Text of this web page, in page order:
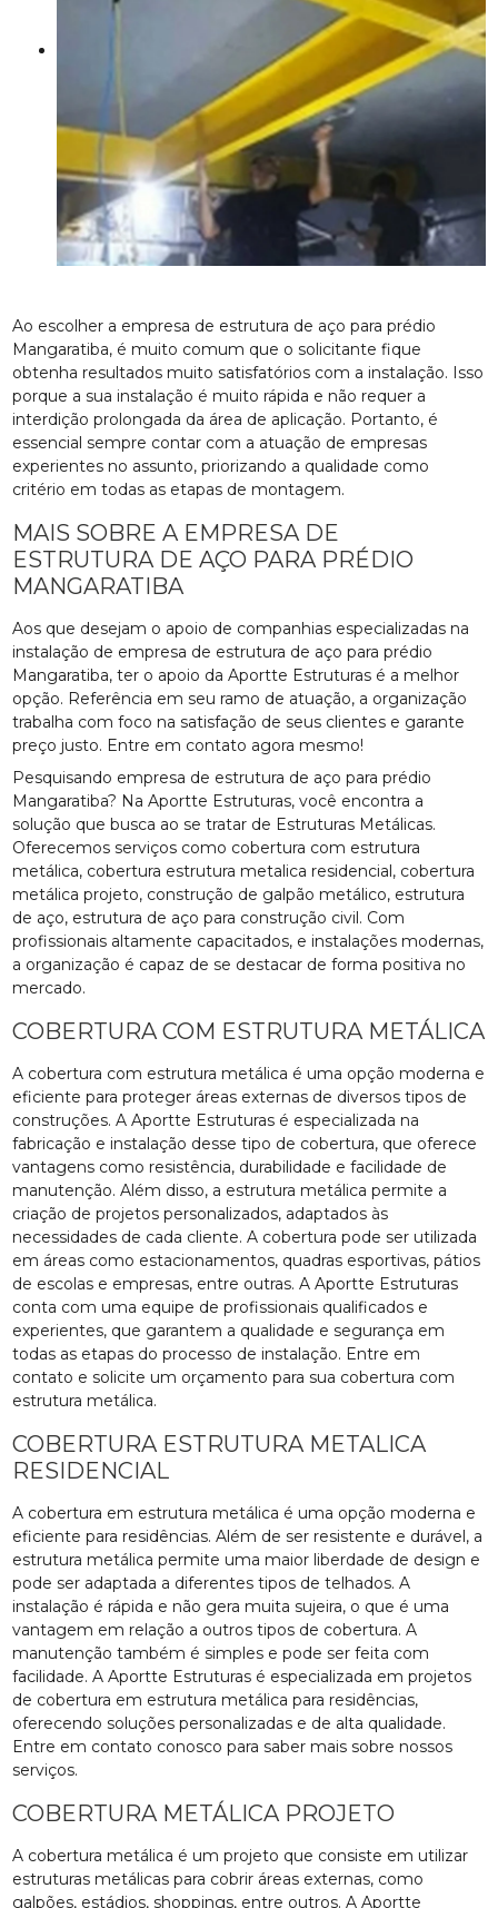
Ao escolher a empresa de estrutura de aço para prédio
Mangaratiba, é muito comum que o solicitante fique
obtenha resultados muito satisfatórios com a instalação. Isso
porque a sua instalação é muito rápida e não requer a
interdição prolongada da área de aplicação. Portanto, é
essencial sempre contar com a atuação de empresas
experientes no assunto, priorizando a qualidade como
critério em todas as etapas de montagem.
MAIS SOBRE A EMPRESA DE
ESTRUTURA DE AÇO PARA PRÉDIO
MANGARATIBA
Aos que desejam o apoio de companhias especializadas na
instalação de empresa de estrutura de aço para prédio
Mangaratiba, ter o apoio da Aportte Estruturas é a melhor
opção. Referência em seu ramo de atuação, a organização
trabalha com foco na satisfação de seus clientes e garante
preço justo. Entre em contato agora mesmo!
Pesquisando empresa de estrutura de aço para prédio
Mangaratiba? Na Aportte Estruturas, você encontra a
solução que busca ao se tratar de Estruturas Metálicas.
Oferecemos serviços como cobertura com estrutura
metálica, cobertura estrutura metalica residencial, cobertura
metálica projeto, construção de galpão metálico, estrutura
de aço, estrutura de aço para construção civil. Com
profissionais altamente capacitados, e instalações modernas,
a organização é capaz de se destacar de forma positiva no
mercado.
COBERTURA COM ESTRUTURA METÁLICA
A cobertura com estrutura metálica é uma opção moderna e
eficiente para proteger áreas externas de diversos tipos de
construções. A Aportte Estruturas é especializada na
fabricação e instalação desse tipo de cobertura, que oferece
vantagens como resistência, durabilidade e facilidade de
manutenção. Além disso, a estrutura metálica permite a
criação de projetos personalizados, adaptados às
necessidades de cada cliente. A cobertura pode ser utilizada
em áreas como estacionamentos, quadras esportivas, pátios
de escolas e empresas, entre outras. A Aportte Estruturas
conta com uma equipe de profissionais qualificados e
experientes, que garantem a qualidade e segurança em
todas as etapas do processo de instalação. Entre em
contato e solicite um orçamento para sua cobertura com
estrutura metálica.
COBERTURA ESTRUTURA METALICA
RESIDENCIAL
A cobertura em estrutura metálica é uma opção moderna e
eficiente para residências. Além de ser resistente e durável, a
estrutura metálica permite uma maior liberdade de design e
pode ser adaptada a diferentes tipos de telhados. A
instalação é rápida e não gera muita sujeira, o que é uma
vantagem em relação a outros tipos de cobertura. A
manutenção também é simples e pode ser feita com
facilidade. A Aportte Estruturas é especializada em projetos
de cobertura em estrutura metálica para residências,
oferecendo soluções personalizadas e de alta qualidade.
Entre em contato conosco para saber mais sobre nossos
serviços.
COBERTURA METÁLICA PROJETO
A cobertura metálica é um projeto que consiste em utilizar
estruturas metálicas para cobrir áreas externas, como
galpões, estádios, shoppings, entre outros. A Aportte